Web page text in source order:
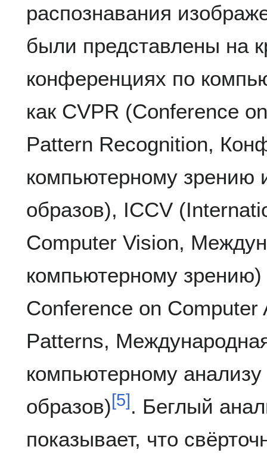
распознавания
были представлены на
конференциях по
как CVPR (Conference
Pattern Recognition,
компьютерному зрению
образов), ICCV
Computer Vision,
компьютерному
Conference on
Patterns,
компьютерному
образов)[5] . Беглый
показывает, что